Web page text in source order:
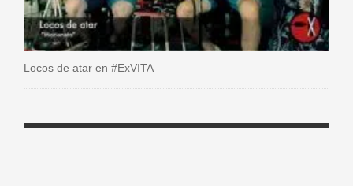
Locos de atar en #ExVITA